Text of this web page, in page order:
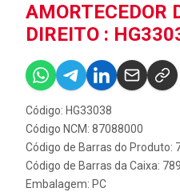
AMORTECEDOR
DIREITO :
Código: HG33038
Código NCM: 87088000
Código de Barras do Produto:
Código de Barras da Caixa:
Embalagem: PC